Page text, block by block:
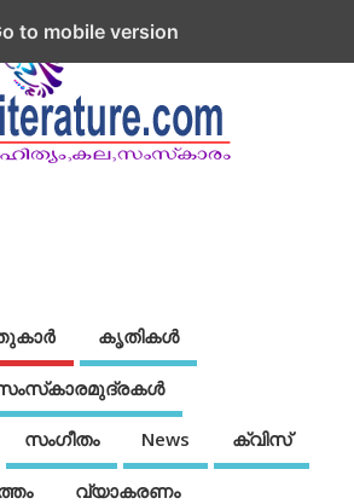
കൃതികൾ
സംഗീതം News ക്വിസ്
വ്യാകരണം
to mobile version